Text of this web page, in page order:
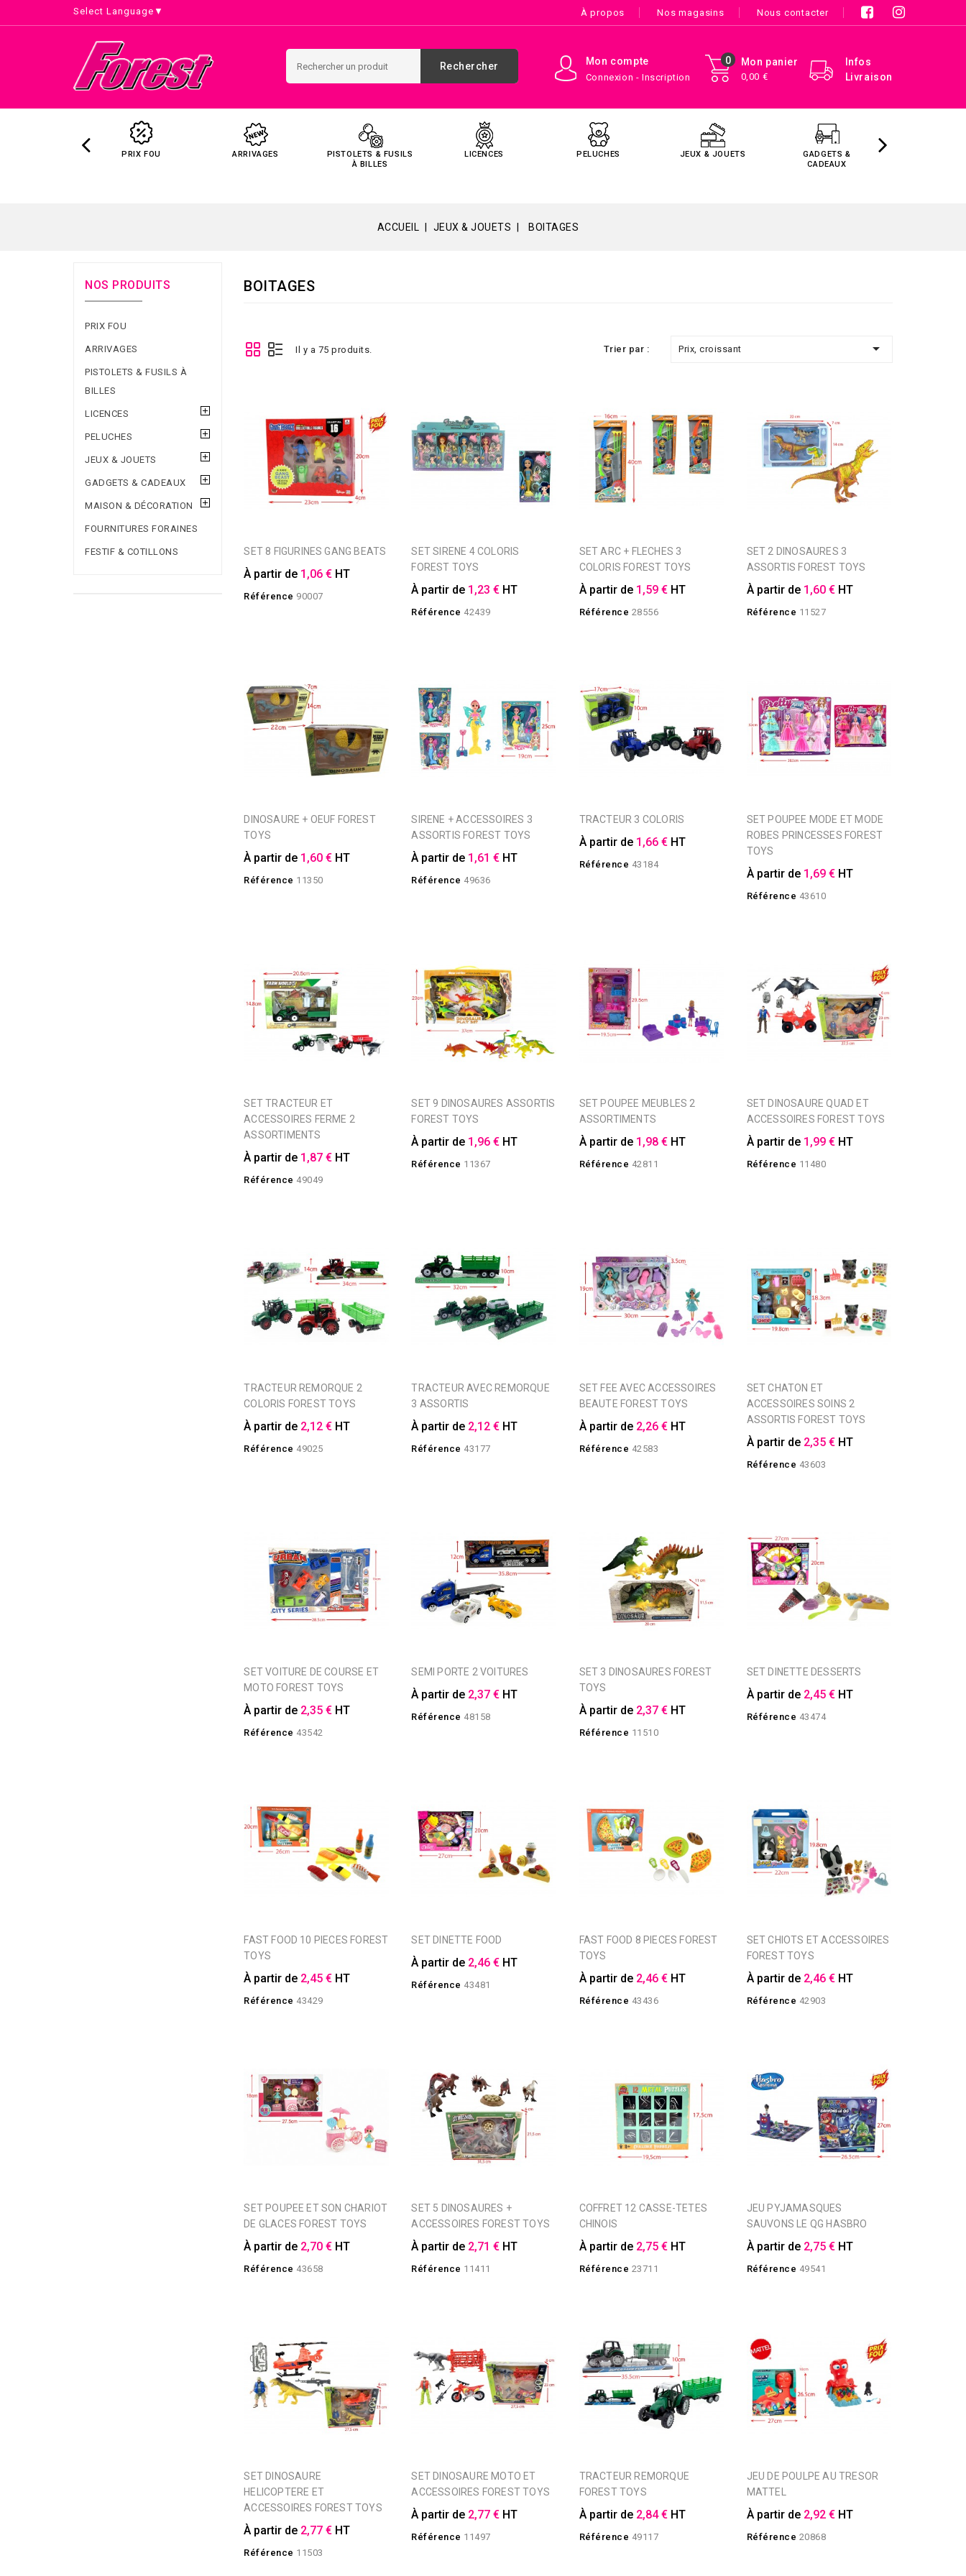
Select Language ▼ À propos Nos magasins Nous contacter
Infos
Livraison
Mon panier
0,00 €
0
Mon compte
Connexion - Inscription
Rechercher
PRIX FOU ARRIVAGES
PISTOLETS & FUSILS
À BILLES
LICENCES PELUCHES JEUX & JOUETS
GADGETS &
CADEAUX
ACCUEIL JEUX & JOUETS BOITAGES
NOS PRODUITS
PRIX FOU
ARRIVAGES
PISTOLETS & FUSILS À
BILLES
LICENCES
PELUCHES
JEUX & JOUETS
GADGETS & CADEAUX
MAISON & DÉCORATION
FOURNITURES FORAINES
FESTIF & COTILLONS
BOITAGES
Il y a 75 produits. Trier par : Prix, croissant 
SET 8 FIGURINES GANG BEATS
À partir de 1,06 € HT
Référence 90007
SET SIRENE 4 COLORIS
FOREST TOYS
À partir de 1,23 € HT
Référence 42439
SET ARC + FLECHES 3
COLORIS FOREST TOYS
À partir de 1,59 € HT
Référence 28556
SET 2 DINOSAURES 3
ASSORTIS FOREST TOYS
À partir de 1,60 € HT
Référence 11527
DINOSAURE + OEUF FOREST
TOYS
À partir de 1,60 € HT
Référence 11350
SIRENE + ACCESSOIRES 3
ASSORTIS FOREST TOYS
À partir de 1,61 € HT
Référence 49636
TRACTEUR 3 COLORIS
À partir de 1,66 € HT
Référence 43184
SET POUPEE MODE ET MODE
ROBES PRINCESSES FOREST
TOYS
À partir de 1,69 € HT
Référence 43610
SET TRACTEUR ET
ACCESSOIRES FERME 2
ASSORTIMENTS
À partir de 1,87 € HT
Référence 49049
SET 9 DINOSAURES ASSORTIS
FOREST TOYS
À partir de 1,96 € HT
Référence 11367
SET POUPEE MEUBLES 2
ASSORTIMENTS
À partir de 1,98 € HT
Référence 42811
SET DINOSAURE QUAD ET
ACCESSOIRES FOREST TOYS
À partir de 1,99 € HT
Référence 11480
TRACTEUR REMORQUE 2
COLORIS FOREST TOYS
À partir de 2,12 € HT
Référence 49025
TRACTEUR AVEC REMORQUE
3 ASSORTIS
À partir de 2,12 € HT
Référence 43177
SET FEE AVEC ACCESSOIRES
BEAUTE FOREST TOYS
À partir de 2,26 € HT
Référence 42583
SET CHATON ET
ACCESSOIRES SOINS 2
ASSORTIS FOREST TOYS
À partir de 2,35 € HT
Référence 43603
SET VOITURE DE COURSE ET
MOTO FOREST TOYS
À partir de 2,35 € HT
Référence 43542
SEMI PORTE 2 VOITURES
À partir de 2,37 € HT
Référence 48158
SET 3 DINOSAURES FOREST
TOYS
À partir de 2,37 € HT
Référence 11510
SET DINETTE DESSERTS
À partir de 2,45 € HT
Référence 43474
FAST FOOD 10 PIECES FOREST
TOYS
À partir de 2,45 € HT
Référence 43429
SET DINETTE FOOD
À partir de 2,46 € HT
Référence 43481
FAST FOOD 8 PIECES FOREST
TOYS
À partir de 2,46 € HT
Référence 43436
SET CHIOTS ET ACCESSOIRES
FOREST TOYS
À partir de 2,46 € HT
Référence 42903
SET POUPEE ET SON CHARIOT
DE GLACES FOREST TOYS
À partir de 2,70 € HT
Référence 43658
SET 5 DINOSAURES +
ACCESSOIRES FOREST TOYS
À partir de 2,71 € HT
Référence 11411
COFFRET 12 CASSE-TETES
CHINOIS
À partir de 2,75 € HT
Référence 23711
JEU PYJAMASQUES
SAUVONS LE QG HASBRO
À partir de 2,75 € HT
Référence 49541
SET DINOSAURE
HELICOPTERE ET
ACCESSOIRES FOREST TOYS
À partir de 2,77 € HT
Référence 11503
SET DINOSAURE MOTO ET
ACCESSOIRES FOREST TOYS
À partir de 2,77 € HT
Référence 11497
TRACTEUR REMORQUE
FOREST TOYS
À partir de 2,84 € HT
Référence 49117
JEU DE POULPE AU TRESOR
MATTEL
À partir de 2,92 € HT
Référence 20868